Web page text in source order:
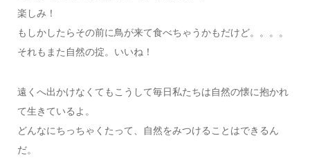
楽しみ！
もしかしたらその前に鳥が来て食べちゃうかもだけど。。。。
それもまた自然の掟。いいね！
遠くへ出かけなくてもこうして毎日私たちは自然の懐に抱かれ
て生きているよ。
どんなにちっちゃくたって、自然をみつけることはできるん
だ。